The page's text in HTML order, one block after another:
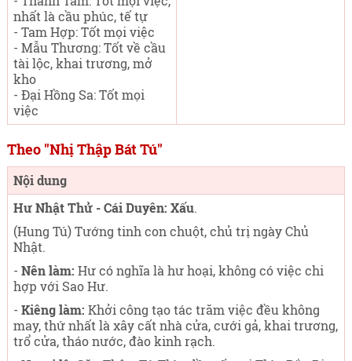
nhất là cầu phúc, tế tự
- Tam Hợp: Tốt mọi việc
- Mẫu Thương: Tốt về cầu
tài lộc, khai trương, mở
kho
- Đại Hồng Sa: Tốt mọi
việc
Theo "Nhị Thập Bát Tú"
Nội dung
Hư Nhật Thử - Cái Duyên: Xấu.
(Hung Tú) Tướng tinh con chuột, chủ trị ngày Chủ
Nhật.
- Nên làm: Hư có nghĩa là hư hoại, không có việc chi
hợp với Sao Hư.
- Kiêng làm: Khởi công tạo tác trăm việc đều không
may, thứ nhất là xây cất nhà cửa, cưới gả, khai trương,
trổ cửa, tháo nước, đào kinh rạch.